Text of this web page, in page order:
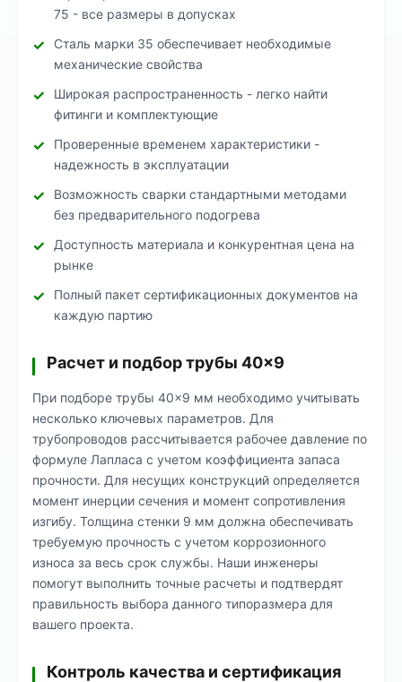
75 - все размеры в допусках
Сталь марки 35 обеспечивает необходимые
механические свойства
Широкая распространенность - легко найти
фитинги и комплектующие
Проверенные временем характеристики -
надежность в эксплуатации
Возможность сварки стандартными методами
без предварительного подогрева
Доступность материала и конкурентная цена на
рынке
Полный пакет сертификационных документов на
каждую партию
Расчет и подбор трубы 40×9
При подборе трубы 40×9 мм необходимо учитывать
несколько ключевых параметров. Для
трубопроводов рассчитывается рабочее давление по
формуле Лапласа с учетом коэффициента запаса
прочности. Для несущих конструкций определяется
момент инерции сечения и момент сопротивления
изгибу. Толщина стенки 9 мм должна обеспечивать
требуемую прочность с учетом коррозионного
износа за весь срок службы. Наши инженеры
помогут выполнить точные расчеты и подтвердят
правильность выбора данного типоразмера для
вашего проекта.
Контроль качества и сертификация